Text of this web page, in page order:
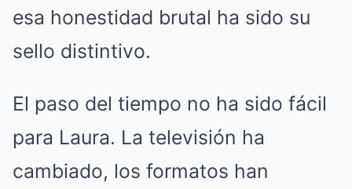
esa honestidad brutal ha sido su
sello distintivo.
El paso del tiempo no ha sido fácil
para Laura. La televisión ha
cambiado, los formatos han